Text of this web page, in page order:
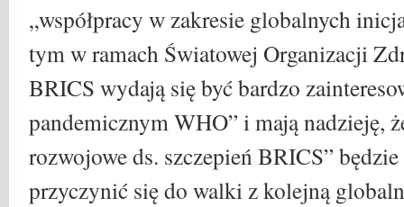
„współpracy w zakresie globalnych
tym w ramach Światowej Organizacji
BRICS wydają się być bardzo
pandemicznym WHO” i mają nadzieję,
rozwojowe ds. szczepień BRICS”
przyczynić się do walki z kolejną